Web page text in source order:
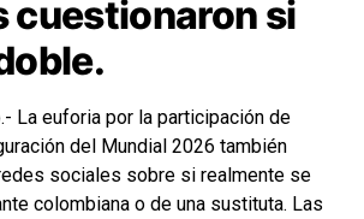
cuestionaron si
La euforia por la participación de
del Mundial 2026 también
sociales sobre si realmente se
colombiana o de una sustituta. Las